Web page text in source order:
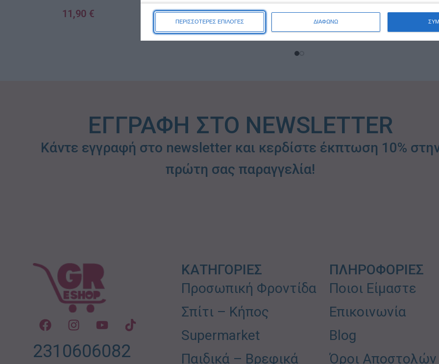
ΠΕΡΙΣΣΟΤΕΡΕΣ ΕΠΙΛΟΓΕΣ ΔΙΑΦΩΝΩ
11,90 €
11,90€
ΠΡΟΣΘΉΚΗ ΣΤΟ ΚΑΛΆΘΙ
11,90
€
ΠΡΟΣΘΉΚΗ ΣΤΟ ΚΑΛΆΘΙ
ΕΓΓΡΑΦΗ ΣΤΟ NEWSLETTER
Κάντε εγγραφή στο newsletter και κερδίστε έκπτωση 10%
πρώτη σας παραγγελία!
2310606082
ΚΑΤΗΓΟΡΙΕΣ
Προσωπική Φροντίδα
Σπίτι – Κήπος
Supermarket
Παιδικά – Βρεφικά
ΠΛΗΡΟΦΟΡΙΕΣ
Ποιοι Είμαστε
Επικοινωνία
Blog
Όροι Αποστολών